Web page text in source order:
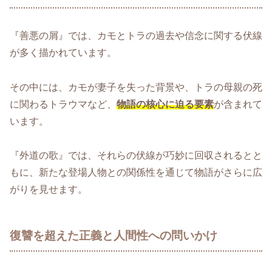
『善悪の屑』では、カモとトラの過去や信念に関する伏線
が多く描かれています。
その中には、カモが妻子を失った背景や、トラの母親の死
に関わるトラウマなど、 物語の核心に迫る要素が含まれて
います。
『外道の歌』では、それらの伏線が巧妙に回収されるとと
もに、新たな登場人物との関係性を通じて物語がさらに広
がりを見せます。
復讐を超えた正義と人間性への問いかけ